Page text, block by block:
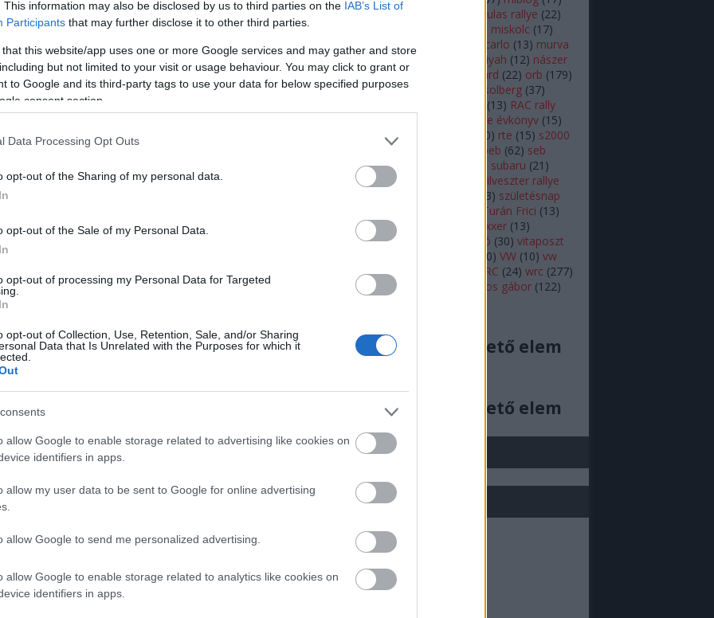
This information may also be disclosed by us to third parties on the IAB’s List of
Participants that may further disclose it to other third parties.
that this website/app uses one or more Google services and may gather and store
but not limited to your visit or usage behaviour. You may click to grant or
to Google and its third-party tags to use your data for below specified purposes
consent section.
Data Processing Opt Outs
opt-out of the Sharing of my personal data.
opt-out of the Sale of my Personal Data.
opt-out of processing my Personal Data for Targeted
opt-out of Collection, Use, Retention, Sale, and/or Sharing
Data that Is Unrelated with the Purposes for which it
allow Google to enable storage related to advertising like cookies on
identifiers in apps.
allow my user data to be sent to Google for online advertising
allow Google to send me personalized advertising.
allow Google to enable storage related to analytics like cookies on
identifiers in apps.
Tetszik
NAGY SIKERŰ
eredményei
autóban
versenyzik
mikkelsen (11) mikulas rallye (22)
miskolc (17)
mnasz
monte monte carlo (13) murva
( 13) nap képe (27) nasser al attiyah (12) nászer
el attija (11) neuville onboard (22) orb (179)
ORB (18) ott tanak petter solberg (37)
(13) RAC rally
rallye évkönyv (15)
11) 10) rte (15) s2000
sajtóközlemény seb loeb (62) seb
(66) skoda subaru (21 )
suzuki
10 swedish rally
szilveszter rallye
13) születésnap
Turán Frici (13)
turán motorsport
vargagixxxer (13)
veszprém (22) videó (30) vitaposzt
10) VW (10) vw
motorsport ( WRC (24) wrc (277)
WRC2
11 Zsiros Gabi zsiros gábor (122)
Nincs megjeleníthető elem
jajjdecsunya feed
Nincs megjeleníthető elem
Lépj be!
HTML doboz